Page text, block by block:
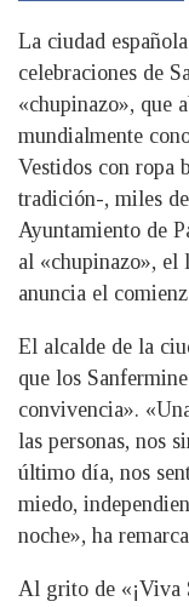
La ciudad
celebraciones de
«chupinazo», que
mundialmente
Vestidos con ropa
tradición-, miles
Ayuntamiento de
al «chupinazo», el
anuncia el
El alcalde de la
que los
convivencia».
las personas, nos
último día, nos
miedo,
noche», ha
Al grito de «¡Viva